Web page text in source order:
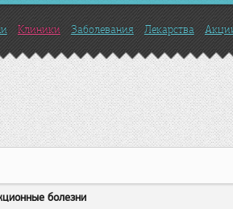
Клиники Заболевания Лекарства
болезни